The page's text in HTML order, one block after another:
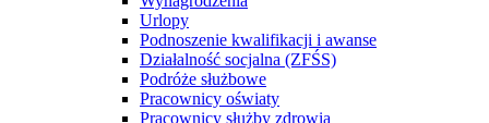
Urlopy
Podnoszenie kwalifikacji i awanse
Działalność socjalna (ZFŚS)
Podróże służbowe
Pracownicy oświaty
Pracownicy służby zdrowia